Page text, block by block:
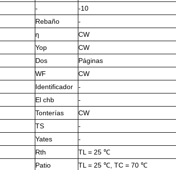
- -10
Rebaño -
ƞ CW
Yop CW
Dos Páginas
WF CW
Identificador -
El chb -
Tonterías CW
TS -
Yates -
Rth TL = 25 ℃
Patio TL = 25 ℃, TC = 70 ℃